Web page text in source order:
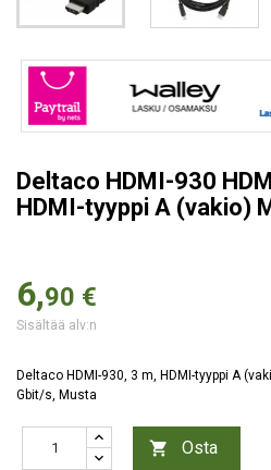
Deltaco HDMI-930
HDMI-tyyppi A (vakio)
6,90 €
Sisältää alv:n
Deltaco HDMI-930, 3 m, HDMI-tyyppi A
Gbit/s, Musta
 Osta